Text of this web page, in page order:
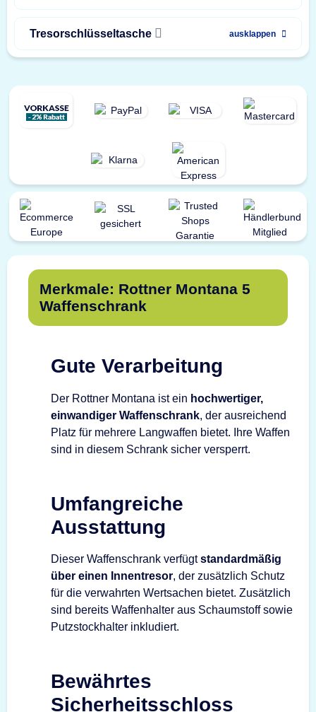
Tresorschlüsseltasche ausklappen
Merkmale: Rottner Montana 5
Waffenschrank
Gute Verarbeitung
Der Rottner Montana ist ein hochwertiger,
einwandiger Waffenschrank, der ausreichend
Platz für mehrere Langwaffen bietet. Ihre Waffen
sind in diesem Schrank sicher versperrt.
Umfangreiche
Ausstattung
Dieser Waffenschrank verfügtstandardmäßig
über einen Innentresor, der zusätzlich Schutz
für die verwahrten Wertsachen bietet. Zusätzlich
sind bereits Waffenhalter aus Schaumstoff sowie
Putzstockhalter inkludiert.
Bewährtes
Sicherheitsschloss